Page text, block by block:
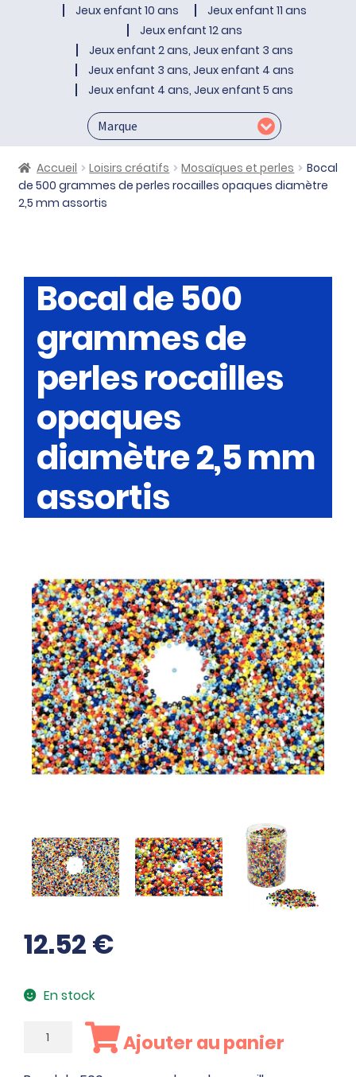
Jeux enfant 10 ans
Jeux enfant 11 ans
Jeux enfant 12 ans
Jeux enfant 2 ans, Jeux enfant 3 ans
Jeux enfant 3 ans, Jeux enfant 4 ans
Jeux enfant 4 ans, Jeux enfant 5 ans
Accueil Loisirs créatifs Mosaïques et perles
Bocal
de 500 grammes de perles rocailles opaques diamètre
2,5 mm assortis
Bocal de 500
grammes de
perles rocailles
opaques
diamètre 2,5 mm
assortis
12.52€
En stock
quantité
Bocal
Ajouter au panier